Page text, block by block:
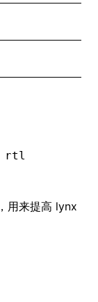
rtl
用来提高 lynx